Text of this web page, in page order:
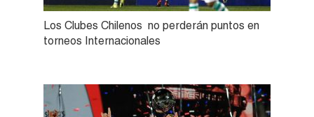
Los Clubes Chilenos no perderán puntos en
torneos Internacionales